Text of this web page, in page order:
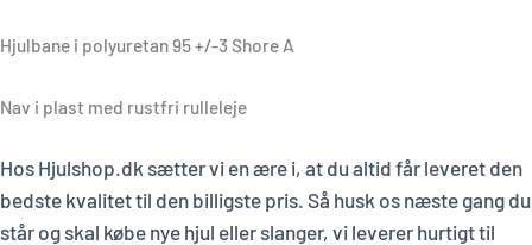
Hjulbane i polyuretan 95 +/-3 Shore A
Nav i plast med rustfri rulleleje
Hos Hjulshop.dk sætter vi en ære i, at du altid får leveret den
bedste kvalitet til den billigste pris. Så husk os næste gang du
står og skal købe nye hjul eller slanger, vi leverer hurtigt til